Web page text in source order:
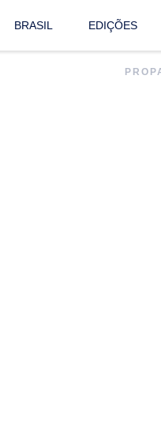
BRASIL EDIÇÕES